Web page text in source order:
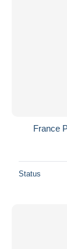
France
Status